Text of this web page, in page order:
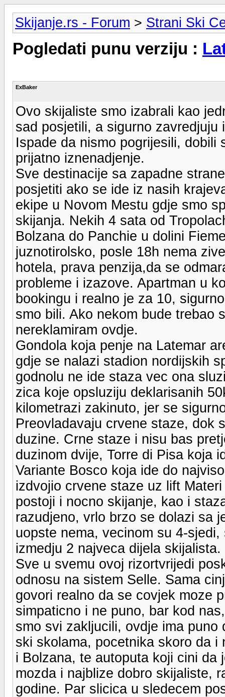
Skijanje.rs - Forum > Strani Ski
Pogledati punu verziju :
ExBaker
Ovo skijaliste smo izabrali kao
sad posjetili, a sigurno
Ispade da nismo pogrijesili,
prijatno iznenadjenje.
Sve destinacije sa zapadne
posjetiti ako se ide iz nasih
ekipe u Novom Mestu gdje smo
skijanja. Nekih 4 sata od
Bolzana do Panchie u dolini
juznotirolsko, posle 18h nema
hotela, prava penzija,da se
probleme i izazove. Apartman u
bookingu i realno je za 10,
smo bili. Ako nekom bude trebao
nereklamiram ovdje.
Gondola koja penje na Latemar
gdje se nalazi stadion nordijskih
godnolu ne ide staza vec ona
zica koje opsluziju deklarisanih
kilometrazi zakinuto, jer se
Preovladavaju crvene staze, dok
duzine. Crne staze i nisu bas
duzinom dvije, Torre di Pisa koja
Variante Bosco koja ide do
izdvojio crvene staze uz lift
postoji i nocno skijanje, kao i
razudjeno, vrlo brzo se dolazi sa
uopste nema, vecinom su 4-
izmedju 2 najveca dijela skijalista.
Sve u svemu ovoj rizortvrijedi
odnosu na sistem Selle. Sama
govori realno da se covjek moze
simpaticno i ne puno, bar kod
smo svi zakljucili, ovdje ima
ski skolama, pocetnika skoro da i
i Bolzana, te autoputa koji cini da
mozda i najblize dobro skijaliste,
godine. Par slicica u sledecem